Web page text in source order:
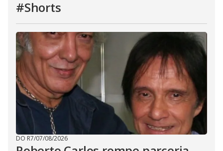
#Shorts
DO R7/07/08/2026